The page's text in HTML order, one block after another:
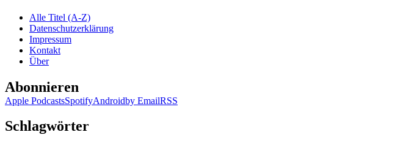
Alle Titel (A-Z)
Datenschutzerklärung
Impressum
Kontakt
Über
Abonnieren
Apple PodcastsSpotifyAndroidby EmailRSS
Schlagwörter